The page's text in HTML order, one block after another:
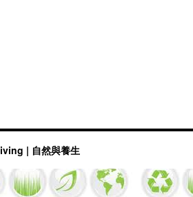
| 自然與養生